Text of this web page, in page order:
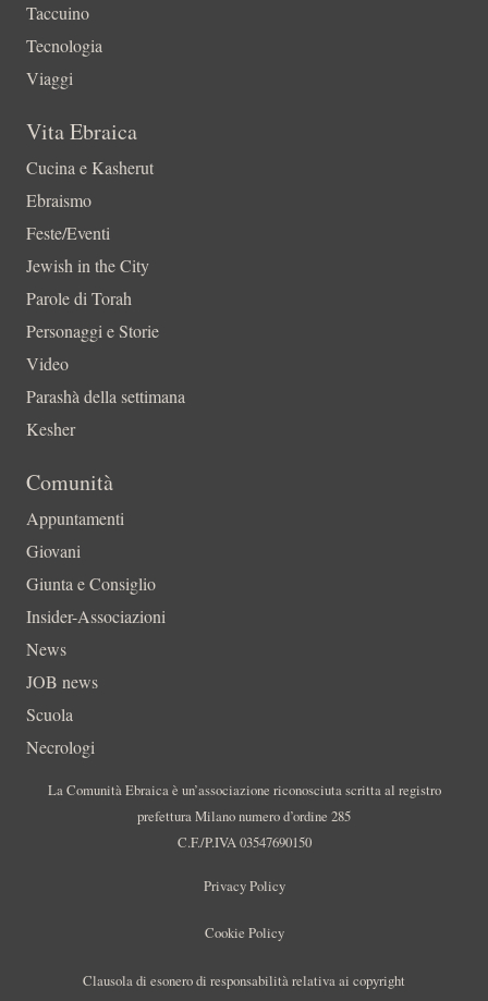
Taccuino
Tecnologia
Viaggi
Vita Ebraica
Cucina e Kasherut
Ebraismo
Feste/Eventi
Jewish in the City
Parole di Torah
Personaggi e Storie
Video
Parashà della settimana
Kesher
Comunità
Appuntamenti
Giovani
Giunta e Consiglio
Insider-Associazioni
News
JOB news
Scuola
Necrologi
La Comunità Ebraica è un’associazione riconosciuta scritta al registro
prefettura Milano numero d’ordine 285
C.F./P.IVA 03547690150
Privacy Policy
Cookie Policy
Clausola di esonero di responsabilità relativa ai copyright